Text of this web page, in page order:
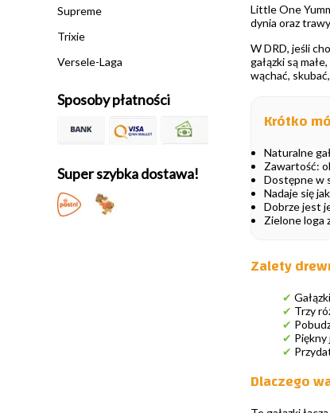
Supreme
Trixie
Versele-Laga
Sposoby płatności
Super szybka dostawa!
Little One
dynia oraz
W DRD, jeśli
gałązki są
wąchać,
Krótko
Naturalne
Zawartość:
Dostępne w
Nadaje się
Dobrze jest
Zielone loga
Zalety
✔
✔ Trzy
✔
✔
✔
Dlaczego